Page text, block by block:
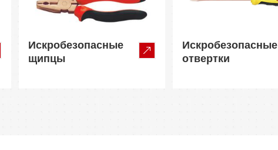
Искробезопасные
щипцы
Искробезопасные
отвертки